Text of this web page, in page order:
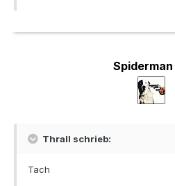
Spiderman
Thrall schrieb:
Tach